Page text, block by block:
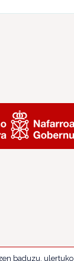
baduzu, ulertuko